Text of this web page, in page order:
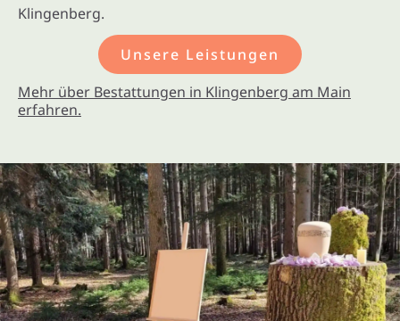
Klingenberg.
Unsere Leistungen
Mehr über Bestattungen in Klingenberg am Main
erfahren.